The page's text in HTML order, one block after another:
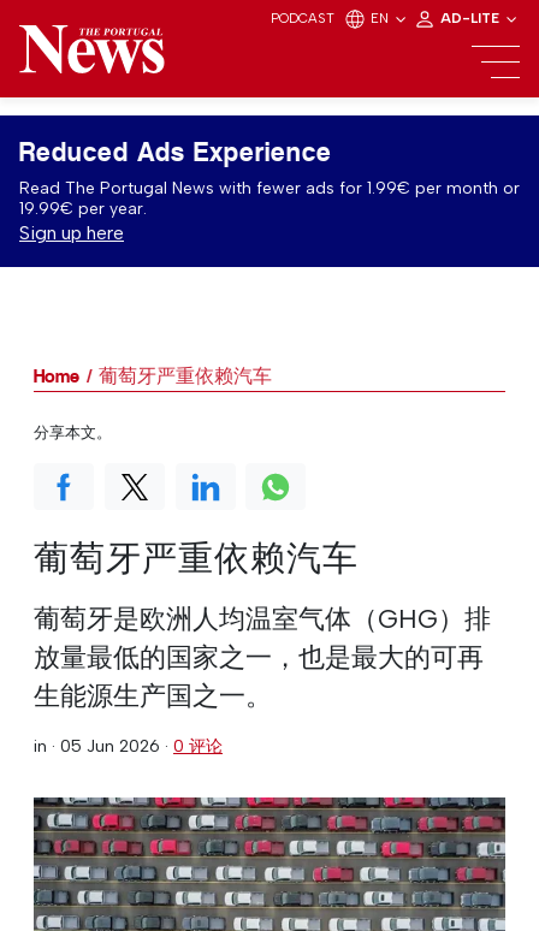
PODCAST EN AD-LITE
Reduced Ads Experience
Read The Portugal News with fewer ads for 1.99€ per month or
19.99€ per year.
Sign up here
Home 葡萄牙严重依赖汽车
葡萄牙严重依赖汽车
葡萄牙是欧洲人均温室气体（GHG）排
放量最低的国家之一，也是最大的可再
生能源生产国之一。
in · 05 Jun 2026 · 0 评论
分享本文。